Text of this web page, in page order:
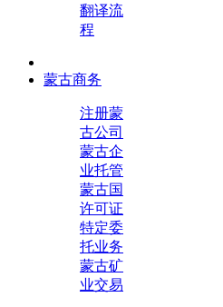
翻译流
程
蒙古商务
注册蒙
古公司
蒙古企
业托管
蒙古国
许可证
特定委
托业务
蒙古矿
业交易